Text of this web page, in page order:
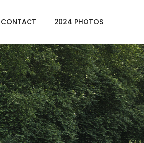
CONTACT 2024 PHOTOS